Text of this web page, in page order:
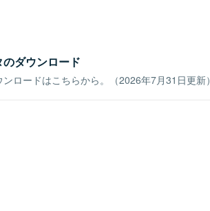
ダウンロード
ロードはこちらから。（2026年7月31日更新）